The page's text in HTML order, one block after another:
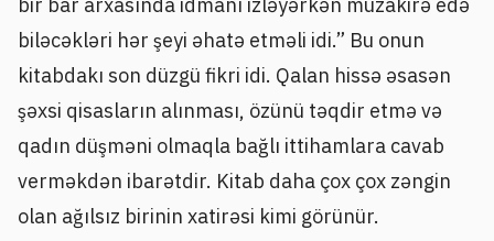
biləcəkləri hər şeyi əhatə etməli idi.” Bu onun
kitabdakı son düzgü fikri idi. Qalan hissə əsasən
şəxsi qisasların alınması, özünü təqdir etmə və
qadın düşməni olmaqla bağlı ittihamlara cavab
verməkdən ibarətdir. Kitab daha çox çox zəngin
olan ağılsız birinin xatirəsi kimi görünür.